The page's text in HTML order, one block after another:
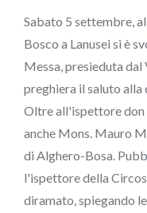
Sabato 5 settembre,
Bosco a Lanusei si è
Messa, presieduta dal
preghiera il saluto alla
Oltre all'ispettore don
anche Mons. Mauro
di Alghero-Bosa.
l'ispettore della
diramato, spiegando